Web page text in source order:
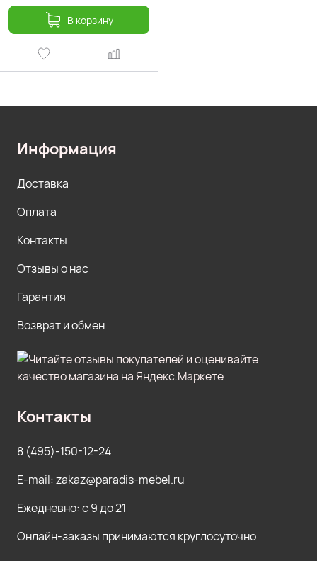
В корзину
Информация
Доставка
Оплата
Контакты
Отзывы о нас
Гарантия
Возврат и обмен
Контакты
8 (495)-150-12-24
E-mail: zakaz@paradis-mebel.ru
Ежедневно: с 9 до 21
Онлайн-заказы принимаются круглосуточно